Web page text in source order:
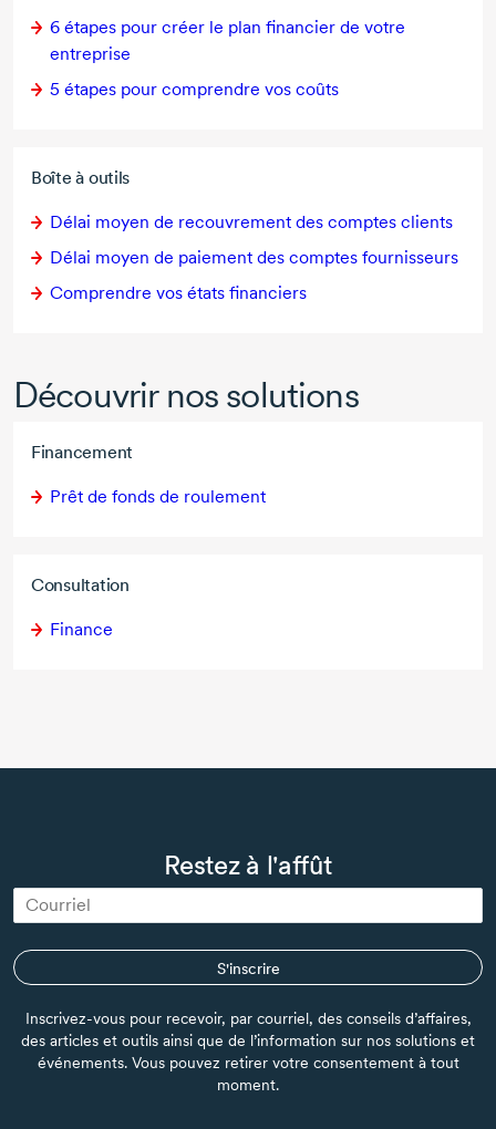
6 étapes pour créer le plan financier de votre
entreprise
5 étapes pour comprendre vos coûts
Boîte à outils
Délai moyen de recouvrement des comptes clients
Délai moyen de paiement des comptes fournisseurs
Comprendre vos états financiers
Découvrir nos solutions
Financement
Prêt de fonds de roulement
Consultation
Finance
Restez à l'affût
S'inscrire
Inscrivez-vous pour recevoir, par courriel, des conseils d’affaires,
des articles et outils ainsi que de l’information sur nos solutions et
événements. Vous pouvez retirer votre consentement à tout
moment.